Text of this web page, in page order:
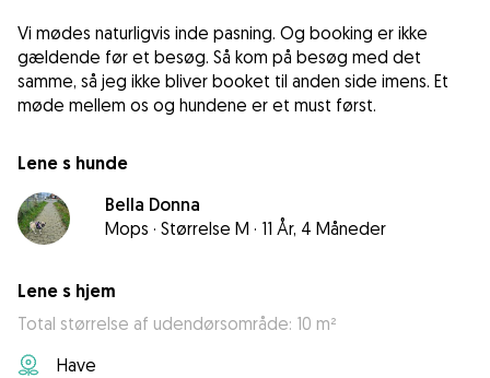
Vi mødes naturligvis inde pasning. Og booking er ikke
gældende før et besøg. Så kom på besøg med det
samme, så jeg ikke bliver booket til anden side imens. Et
møde mellem os og hundene er et must først.
Lene s hunde
Bella Donna
Mops · Størrelse M · 11 År, 4 Måneder
Lene s hjem
Total størrelse af udendørsområde: 10 m²
Have